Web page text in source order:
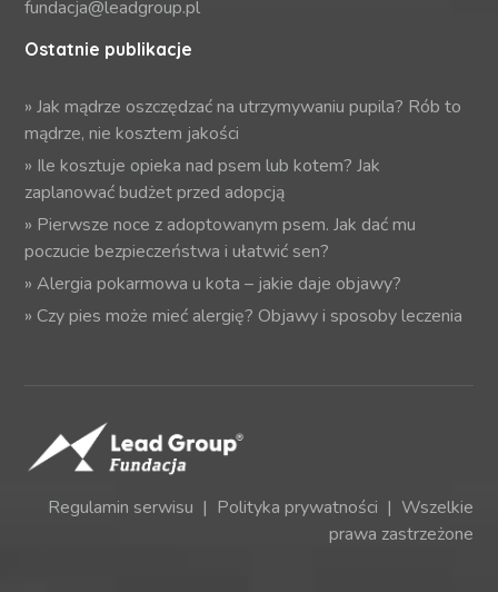
fundacja@leadgroup.pl
Ostatnie publikacje
»Jak mądrze oszczędzać na utrzymywaniu pupila? Rób to
mądrze, nie kosztem jakości
» Ile kosztuje opieka nad psem lub kotem? Jak
zaplanować budżet przed adopcją
» Pierwsze noce z adoptowanym psem. Jak dać mu
poczucie bezpieczeństwa i ułatwić sen?
»Alergia pokarmowa u kota – jakie daje objawy?
»Czy pies może mieć alergię? Objawy i sposoby leczenia
Regulamin serwisu | Polityka prywatności | Wszelkie
prawa zastrzeżone